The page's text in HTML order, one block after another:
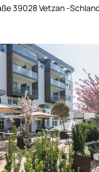
39028 Vetzan -